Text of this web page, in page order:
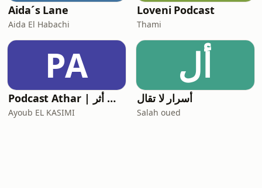
Aida´s Lane
Aida El Habachi
Loveni Podcast
Thami
PA
Podcast Athar | بودكاست أثر
Ayoub EL KASIMI
أل
أسرار لا تقال
Salah oued